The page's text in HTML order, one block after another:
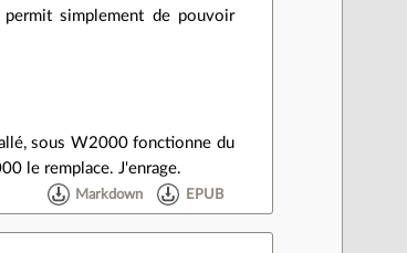
simplement de pouvoir
sous W2000 fonctionne du
le remplace. J'enrage.
Markdown EPUB